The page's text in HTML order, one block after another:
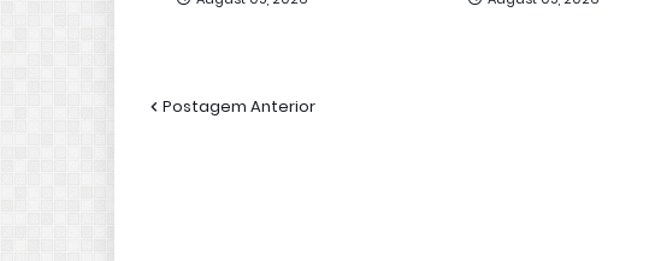
Postagem Anterior